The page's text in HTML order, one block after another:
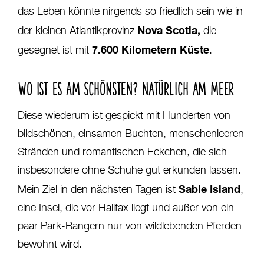
das Leben könnte nirgends so friedlich sein wie in
der kleinen Atlantikprovinz Nova Scotia, die
gesegnet ist mit 7.600 Kilometern Küste.
WO IST ES AM SCHÖNSTEN? NATÜRLICH AM MEER
Diese wiederum ist gespickt mit Hunderten von
bildschönen, einsamen Buchten, menschenleeren
Stränden und romantischen Eckchen, die sich
insbesondere ohne Schuhe gut erkunden lassen.
Mein Ziel in den nächsten Tagen ist Sable Island,
eine Insel, die vor Halifax liegt und außer von ein
paar Park-Rangern nur von wildlebenden Pferden
bewohnt wird.